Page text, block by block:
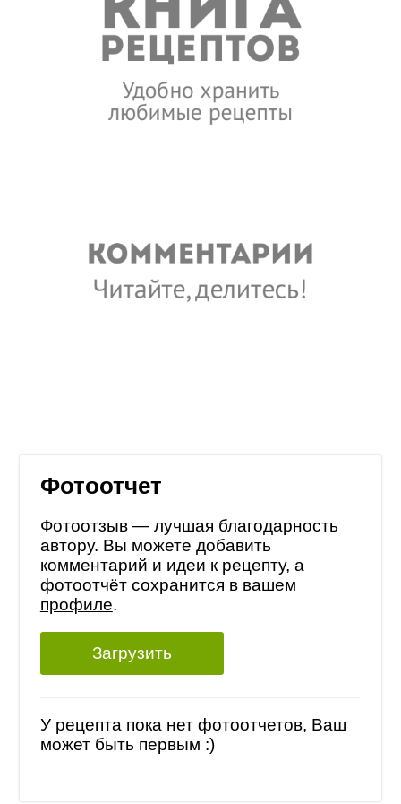
Фотоотчет
Фотоотзыв — лучшая благодарность
автору. Вы можете добавить
комментарий и идеи к рецепту, а
фотоотчёт сохранится в вашем
профиле.
Загрузить
У рецепта пока нет фотоотчетов, Ваш
может быть первым :)